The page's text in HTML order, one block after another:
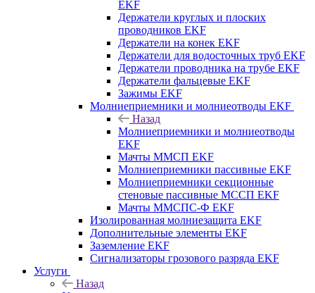
EKF
Держатели круглых и плоских
проводников EKF
Держатели на конек EKF
Держатели для водосточных труб EKF
Держатели проводника на трубе EKF
Держатели фальцевые EKF
Зажимы EKF
Молниеприемники и молниеотводы EKF
Назад
Молниеприемники и молниеотводы
EKF
Мачты ММСП EKF
Молниеприемники пассивные EKF
Молниеприемники секционные
стеновые пассивные МССП EKF
Мачты ММСПС-Ф EKF
Изолированная молниезащита EKF
Дополнительные элементы EKF
Заземление EKF
Сигнализаторы грозового разряда EKF
Услуги
Назад